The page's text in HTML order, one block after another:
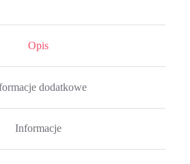
Opis
dodatkowe
Informacje